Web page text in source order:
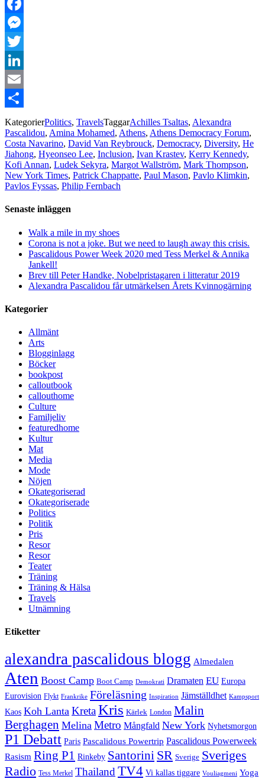
Facebook
Messenger
Twitter
LinkedIn
Email
Dela
KategorierPolitics, TravelsTaggarAchilles Tsaltas, Alexandra
Pascalidou, Amina Mohamed, Athens, Athens Democracy Forum,
Costa Navarino, David Van Reybrouck, Democracy, Diversity, He
Jiahong, Hyeonseo Lee, Inclusion, Ivan Krastev, Kerry Kennedy,
Kofi Annan, Ludek Sekyra, Margot Wallström, Mark Thompson,
New York Times, Patrick Chappatte, Paul Mason, Pavlo Klimkin,
Pavlos Fyssas, Philip Fernbach
Senaste inläggen
Walk a mile in my shoes
Corona is not a joke. But we need to laugh away this crisis.
Pascalidous Power Week 2020 med Tess Merkel & Annika
Jankell!
Brev till Peter Handke, Nobelpristagaren i litteratur 2019
Alexandra Pascalidou får utmärkelsen Årets Kvinnogärning
Kategorier
Allmänt
Arts
Blogginlagg
Böcker
bookpost
calloutbook
callouthome
Culture
Familjeliv
featuredhome
Kultur
Mat
Media
Mode
Nöjen
Okategoriserad
Okategoriserade
Politics
Politik
Pris
Resor
Resor
Teater
Träning
Träning & Hälsa
Travels
Utnämning
Etiketter
alexandra pascalidous blogg Almedalen
Aten Boost Camp Boot Camp Demokrati Dramaten EU Europa
Eurovision Flykt Frankrike Föreläsning Inspiration Jämställdhet Kampsport
Kaos Koh Lanta KretaKris Kärlek London Malin
Berghagen Melina Metro Mångfald New York Nyhetsmorgon
P1 Debatt Paris Pascalidous Powertrip Pascalidous Powerweek
Rasism Ring P1 Rinkeby Santorini SR Sverige Sveriges
Radio Tess Merkel Thailand TV4 Vi kallas tiggare Vouliagmeni Yoga